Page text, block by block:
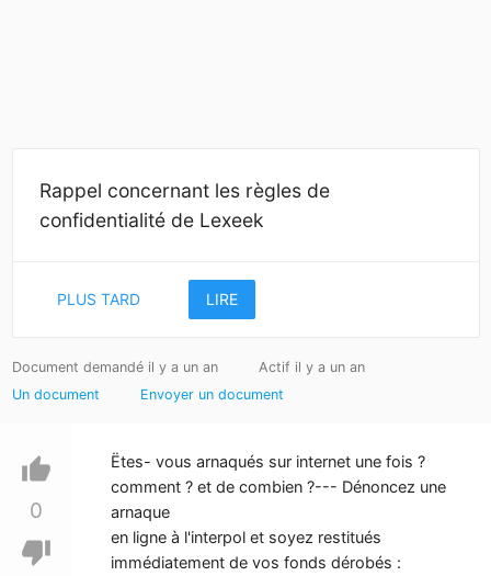
Rappel concernant les règles de
confidentialité de Lexeek
PLUS TARD LIRE
Document demandé il y a un an
Actif il y a un an
Un document
Envoyer un document
thumb_up
0
thumb_down
Ëtes- vous arnaqués sur internet une fois ?
comment ? et de combien ?--- Dénoncez une
arnaque
en ligne à l'interpol et soyez restitués
immédiatement de vos fonds dérobés :